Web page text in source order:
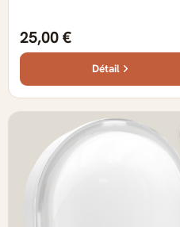
25,00 €
Détail